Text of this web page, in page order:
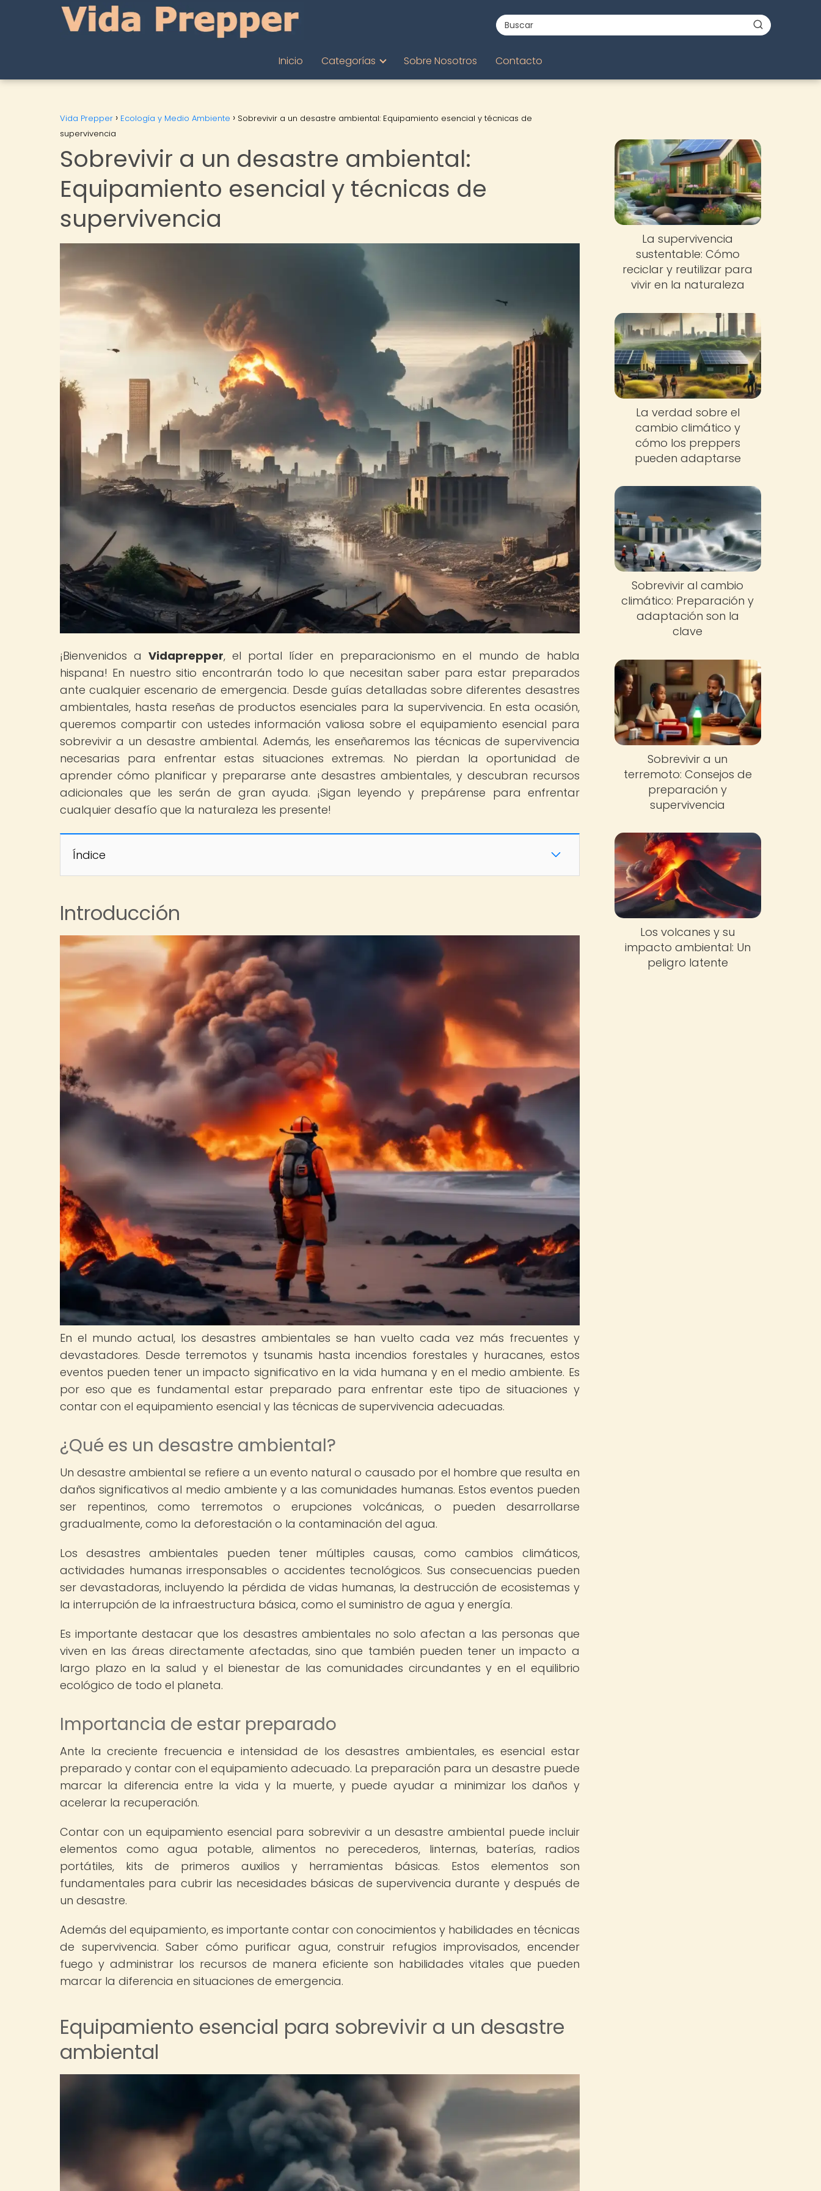
Inicio Categorías Sobre Nosotros Contacto
Vida Prepper Ecología y Medio Ambiente
Sobrevivir a un desastre ambiental: Equipamiento esencial y técnicas de
supervivencia
Sobrevivir a un desastre ambiental:
Equipamiento esencial y técnicas de
supervivencia
¡Bienvenidos aVidaprepper, el portal líder en preparacionismo en el mundo de habla
hispana! En nuestro sitio encontrarán todo lo que necesitan saber para estar preparados
ante cualquier escenario de emergencia. Desde guías detalladas sobre diferentes desastres
ambientales, hasta reseñas de productos esenciales para la supervivencia. En esta ocasión,
queremos compartir con ustedes información valiosa sobre el equipamiento esencial para
sobrevivir a un desastre ambiental. Además, les enseñaremos las técnicas de supervivencia
necesarias para enfrentar estas situaciones extremas. No pierdan la oportunidad de
aprender cómo planificar y prepararse ante desastres ambientales, y descubran recursos
adicionales que les serán de gran ayuda. ¡Sigan leyendo y prepárense para enfrentar
cualquier desafío que la naturaleza les presente!
Índice
Introducción
En el mundo actual, los desastres ambientales se han vuelto cada vez más frecuentes y
devastadores. Desde terremotos y tsunamis hasta incendios forestales y huracanes, estos
eventos pueden tener un impacto significativo en la vida humana y en el medio ambiente. Es
por eso que es fundamental estar preparado para enfrentar este tipo de situaciones y
contar con el equipamiento esencial y las técnicas de supervivencia adecuadas.
¿Qué es un desastre ambiental?
Un desastre ambiental se refiere a un evento natural o causado por el hombre que resulta en
daños significativos al medio ambiente y a las comunidades humanas. Estos eventos pueden
ser repentinos, como terremotos o erupciones volcánicas, o pueden desarrollarse
gradualmente, como la deforestación o la contaminación del agua.
Los desastres ambientales pueden tener múltiples causas, como cambios climáticos,
actividades humanas irresponsables o accidentes tecnológicos. Sus consecuencias pueden
ser devastadoras, incluyendo la pérdida de vidas humanas, la destrucción de ecosistemas y
la interrupción de la infraestructura básica, como el suministro de agua y energía.
Es importante destacar que los desastres ambientales no solo afectan a las personas que
viven en las áreas directamente afectadas, sino que también pueden tener un impacto a
largo plazo en la salud y el bienestar de las comunidades circundantes y en el equilibrio
ecológico de todo el planeta.
Importancia de estar preparado
Ante la creciente frecuencia e intensidad de los desastres ambientales, es esencial estar
preparado y contar con el equipamiento adecuado. La preparación para un desastre puede
marcar la diferencia entre la vida y la muerte, y puede ayudar a minimizar los daños y
acelerar la recuperación.
Contar con un equipamiento esencial para sobrevivir a un desastre ambiental puede incluir
elementos como agua potable, alimentos no perecederos, linternas, baterías, radios
portátiles, kits de primeros auxilios y herramientas básicas. Estos elementos son
fundamentales para cubrir las necesidades básicas de supervivencia durante y después de
un desastre.
Además del equipamiento, es importante contar con conocimientos y habilidades en técnicas
de supervivencia. Saber cómo purificar agua, construir refugios improvisados, encender
fuego y administrar los recursos de manera eficiente son habilidades vitales que pueden
marcar la diferencia en situaciones de emergencia.
Equipamiento esencial para sobrevivir a un desastre
ambiental
La supervivencia
sustentable: Cómo
reciclar y reutilizar para
vivir en la naturaleza
La verdad sobre el
cambio climático y
cómo los preppers
pueden adaptarse
Sobrevivir al cambio
climático: Preparación y
adaptación son la
clave
Sobrevivir a un
terremoto: Consejos de
preparación y
supervivencia
Los volcanes y su
impacto ambiental: Un
peligro latente